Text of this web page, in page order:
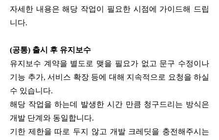
자세한 내용은 해당 작업이 필요한 시점에 가이드해 드립
니다.
(공통) 출시 후 유지보수
유지보수 계약을 별도로 맺을 필요가 없고 문구 수정이나
기능 추가, 서비스 확장 등에 대해 지속적으로 요청을 하실
수 있습니다.
해당 작업을 하는데 발생한 시간 만큼 청구드리는 방식은
개발 단계와 동일합니다.
기한 제한을 따로 두지 않고 개발 크레딧을 충전해주시는